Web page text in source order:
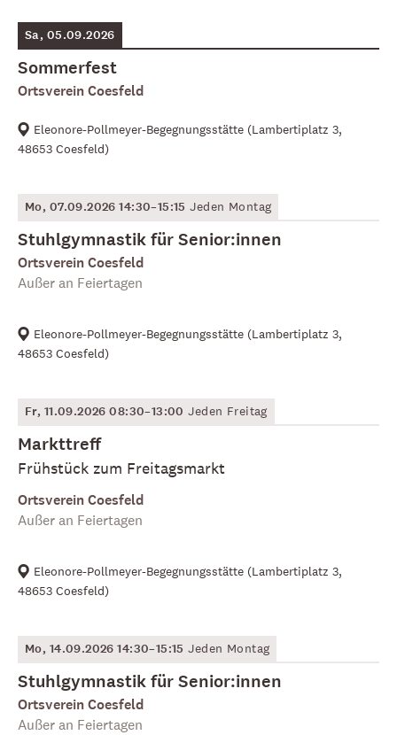
Sa, 05.09.2026
Sommerfest
Ortsverein Coesfeld
Eleonore-Pollmeyer-Begegnungsstätte (Lambertiplatz 3,
48653 Coesfeld)
Mo, 07.09.2026 14:30–15:15 Jeden Montag
Stuhlgymnastik für Senior:innen
Ortsverein Coesfeld
Außer an Feiertagen
Eleonore-Pollmeyer-Begegnungsstätte (Lambertiplatz 3,
48653 Coesfeld)
Fr, 11.09.2026 08:30–13:00 Jeden Freitag
Markttreff
Frühstück zum Freitagsmarkt
Ortsverein Coesfeld
Außer an Feiertagen
Eleonore-Pollmeyer-Begegnungsstätte (Lambertiplatz 3,
48653 Coesfeld)
Mo, 14.09.2026 14:30–15:15 Jeden Montag
Stuhlgymnastik für Senior:innen
Ortsverein Coesfeld
Außer an Feiertagen